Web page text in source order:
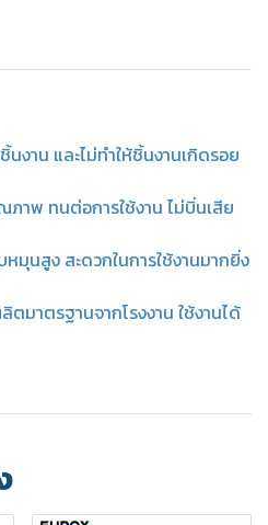
งาน และไม่ทำให้ชิ้นงานเกิดรอย
าพ ทนต่อการใช้งาน ไม่บิ่นเสีย
หมุนสูง สะดวกในการใช้งานมากยิ่ง
ตมาตรฐานจากโรงงาน ใช้งานได้